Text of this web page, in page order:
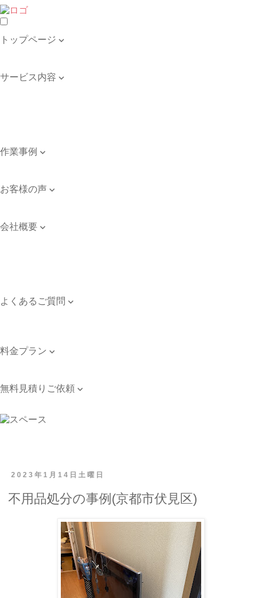
トップページ 
サービス内容 
作業事例 
お客様の声 
会社概要 
よくあるご質問 
料金プラン 
無料見積りご依頼 
2023年1月14日土曜日
不用品処分の事例(京都市伏見区)